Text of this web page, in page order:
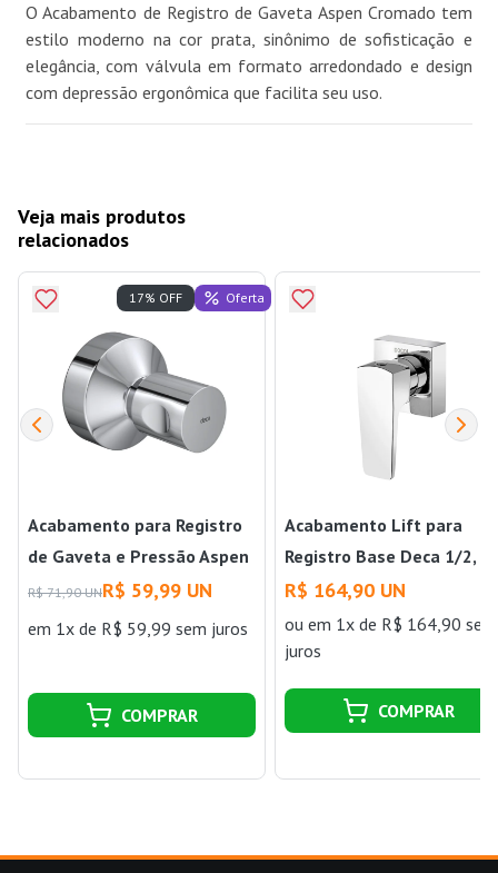
O Acabamento de Registro de Gaveta Aspen Cromado tem
estilo moderno na cor prata, sinônimo de sofisticação e
elegância, com válvula em formato arredondado e design
com depressão ergonômica que facilita seu uso.
Veja mais produtos
relacionados
Acabamento para Registro
de Gaveta e Pressão Aspen
4900 C35.PQ Deca
R$ 71,90 UNR$ 59,99 UN
em 1x de R$ 59,99 sem juros
17% OFF Oferta
COMPRAR
Acabamento Lift para
Registro Base Deca 1/2,
e 1 Cromado Docol
R$ 164,90 UN
ouem 1x de R$ 164,90 sem
juros
COMPRAR